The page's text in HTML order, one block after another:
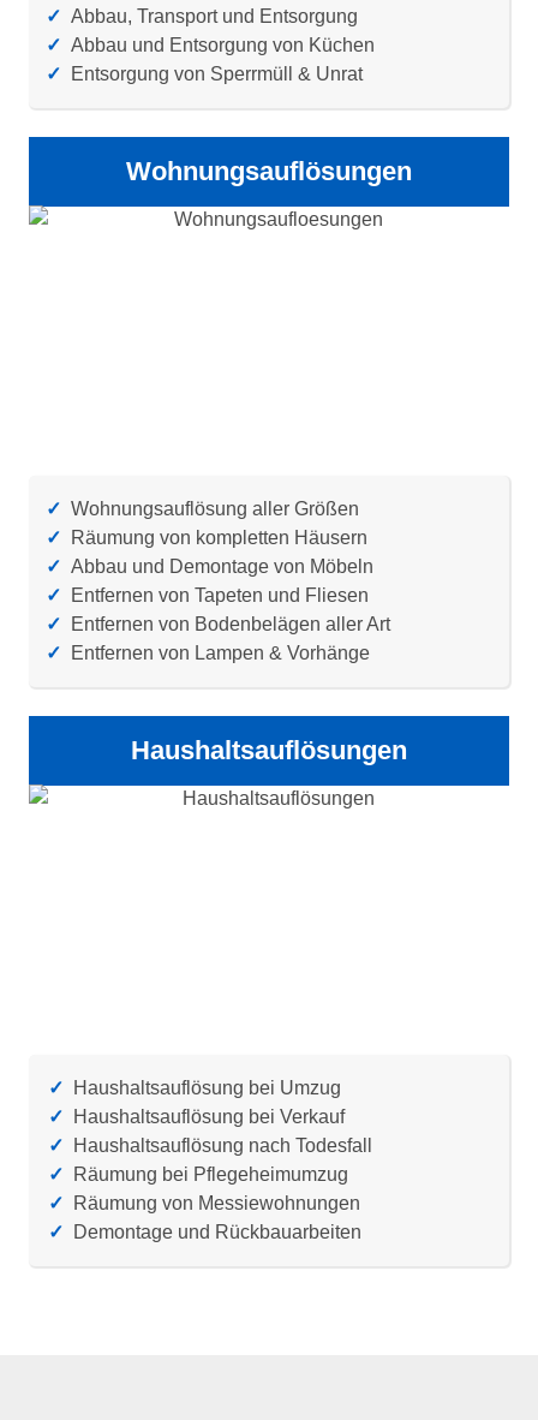
✓ Abbau, Transport und Entsorgung
✓ Abbau und Entsorgung von Küchen
✓
Entsorgung von Sperrmüll & Unrat
Wohnungsauflösungen
✓ Wohnungsauflösung aller Größen
✓
Räumung von kompletten Häusern
✓ Abbau und Demontage von Möbeln
✓
Entfernen von Tapeten und Fliesen
✓
Entfernen von Bodenbelägen aller Art
✓
Entfernen von Lampen & Vorhänge
Haushaltsauflösungen
✓
Haushaltsauflösung bei Umzug
✓
Haushaltsauflösung bei Verkauf
✓
Haushaltsauflösung nach Todesfall
✓
Räumung bei Pflegeheimumzug
✓
Räumung von Messiewohnungen
✓
Demontage und Rückbauarbeiten